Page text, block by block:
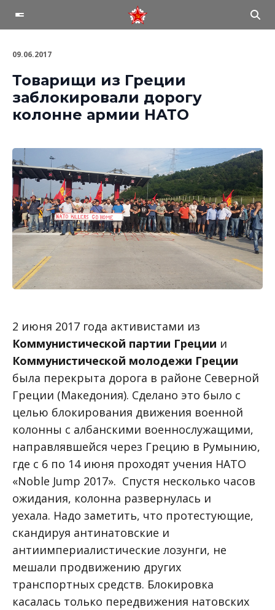
09.06.2017
Товарищи из Греции
заблокировали дорогу
колонне армии НАТО
2 июня 2017 года активистами из
Коммунистической партии Греции и
Коммунистической молодежи Греции
была перекрыта дорога в районе Северной
Греции (Македония). Сделано это было с
целью блокирования движения военной
колонны с албанскими военнослужащими,
направлявшейся через Грецию в Румынию,
где с 6 по 14 июня проходят учения НАТО
«Noble Jump 2017». Спустя несколько часов
ожидания, колонна развернулась и
уехала. Надо заметить, что протестующие,
скандируя антинатовские и
антиимпериалистические лозунги, не
мешали продвижению других
транспортных средств. Блокировка
касалась только передвижения натовских